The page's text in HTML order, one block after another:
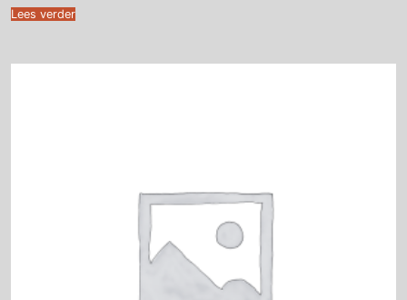
Lees verder